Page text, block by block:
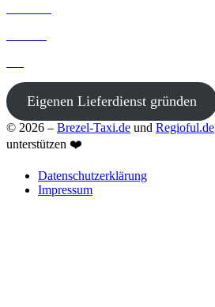
Eigenen Lieferdienst gründen
© 2026 – Brezel-Taxi.de und Regioful.de
unterstützen ❤️
Datenschutzerklärung
Impressum